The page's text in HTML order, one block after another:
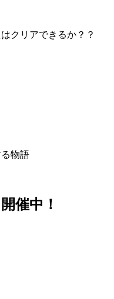
クリアできるか？？
物語
催中！